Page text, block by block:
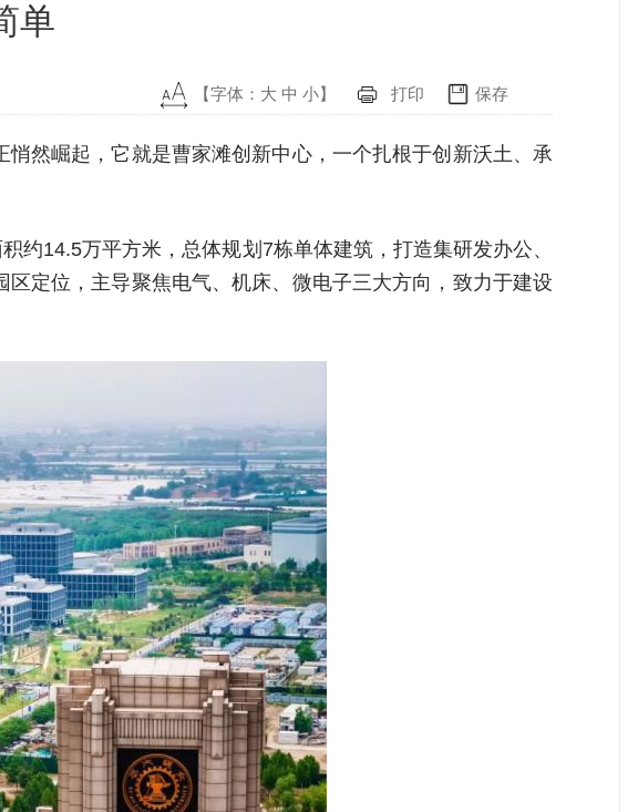
单
【字体： 大 中 小】 打印 保存
然崛起，它就是曹家滩创新中心，一个扎根于创新沃土、承
约14.5万平方米，总体规划7栋单体建筑，打造集研发办公、
定位，主导聚焦电气、机床、微电子三大方向，致力于建设